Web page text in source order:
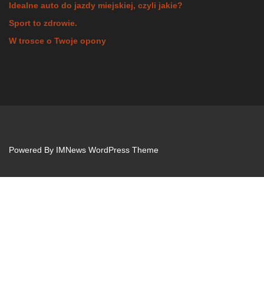
Idealne auto do jazdy miejskiej, czyli jakie?
Sport to zdrowie.
W trosce o Twoje opony
Powered By IMNews WordPress Theme